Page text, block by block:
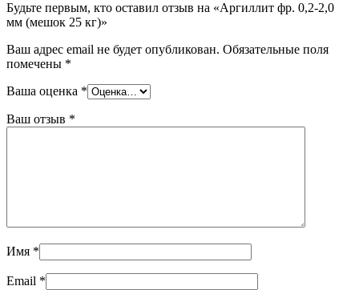
Будьте первым, кто оставил отзыв на «Аргиллит фр. 0,2-2,0
мм (мешок 25 кг)»
Ваш адрес email не будет опубликован. Обязательные поля
помечены *
Ваша оценка *
Ваш отзыв *
Имя *
Email *